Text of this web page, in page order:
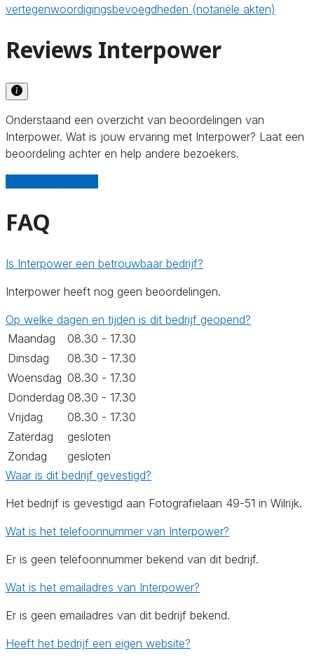
vertegenwoordigingsbevoegdheden (notariële akten)
Reviews Interpower
Onderstaand een overzicht van beoordelingen van
Interpower. Wat is jouw ervaring met Interpower? Laat een
beoordeling achter en help andere bezoekers.
FAQ
Is Interpower een betrouwbaar bedrijf?
Interpower heeft nog geen beoordelingen.
Op welke dagen en tijden is dit bedrijf geopend?
Maandag
08.30 - 17.30
Dinsdag
08.30 - 17.30
Woensdag 08.30 - 17.30
Donderdag 08.30 - 17.30
Vrijdag
08.30 - 17.30
Zaterdag
gesloten
Zondag
gesloten
Waar is dit bedrijf gevestigd?
Het bedrijf is gevestigd aan Fotografielaan 49-51 in Wilrijk.
Wat is het telefoonnummer van Interpower?
Er is geen telefoonnummer bekend van dit bedrijf.
Wat is het emailadres van Interpower?
Er is geen emailadres van dit bedrijf bekend.
Heeft het bedrijf een eigen website?